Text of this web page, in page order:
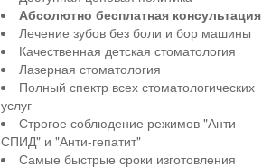
Абсолютно бесплатная консультация
Лечение зубов без боли и бор машины
Качественная детская стоматология
Лазерная стоматология
Полный спектр всех стоматологических
услуг
Строгое соблюдение режимов "Анти-
СПИД" и "Анти-гепатит"
Самые быстрые сроки изготовления